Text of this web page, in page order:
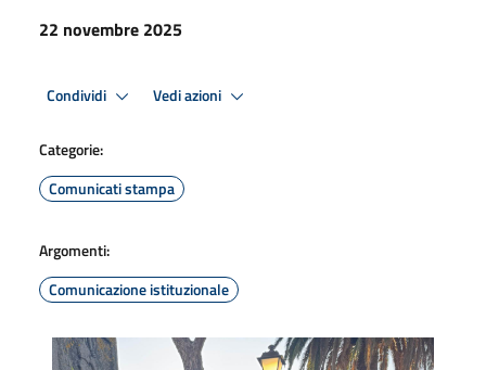
22 novembre 2025
Condividi Vedi azioni
Categorie:
Comunicati stampa
Argomenti:
Comunicazione istituzionale